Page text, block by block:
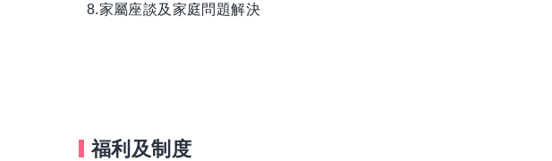
8.家屬座談及家庭問題解決
福利及制度